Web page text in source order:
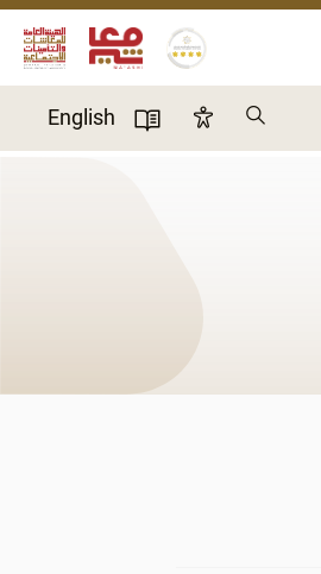
Skip to main content
Search
Accessibility Panel
User Directory
English